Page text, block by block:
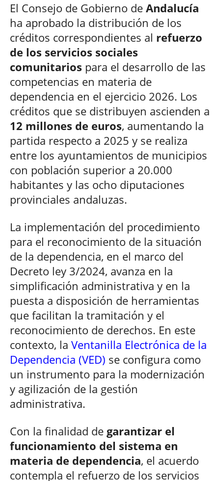
El Consejo de Gobierno de Andalucía
ha aprobado la distribución de los
créditos correspondientes al refuerzo
de los servicios sociales
comunitarios para el desarrollo de las
competencias en materia de
dependencia en el ejercicio 2026. Los
créditos que se distribuyen ascienden a
12 millones de euros, aumentando la
partida respecto a 2025 y se realiza
entre los ayuntamientos de municipios
con población superior a 20.000
habitantes y las ocho diputaciones
provinciales andaluzas.
La implementación del procedimiento
para el reconocimiento de la situación
de la dependencia, en el marco del
Decreto ley 3/2024, avanza en la
simplificación administrativa y en la
puesta a disposición de herramientas
que facilitan la tramitación y el
reconocimiento de derechos. En este
contexto, la Ventanilla Electrónica de la
Dependencia (VED) se configura como
un instrumento para la modernización
y agilización de la gestión
administrativa.
Con la finalidad de garantizar el
funcionamiento del sistema en
materia de dependencia, el acuerdo
contempla el refuerzo de los servicios